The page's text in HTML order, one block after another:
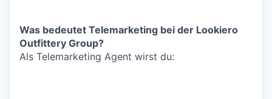
Was bedeutet Telemarketing bei der Lookiero
Outfittery Group?
Als Telemarketing Agent wirst du: